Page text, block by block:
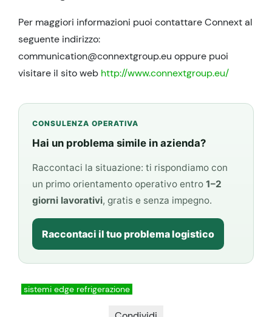
Per maggiori informazioni puoi contattare Connext al
seguente indirizzo:
communication@connextgroup.eu oppure puoi
visitare il sito web http://www.connextgroup.eu/
CONSULENZA OPERATIVA
Hai un problema simile in azienda?
Raccontaci la situazione: ti rispondiamo con
un primo orientamento operativo entro1–2
giorni lavorativi, gratis e senza impegno.
Raccontaci il tuo problema logistico
sistemi edge refrigerazione